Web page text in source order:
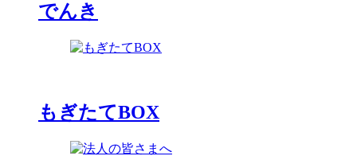
でんき
もぎたてBOX